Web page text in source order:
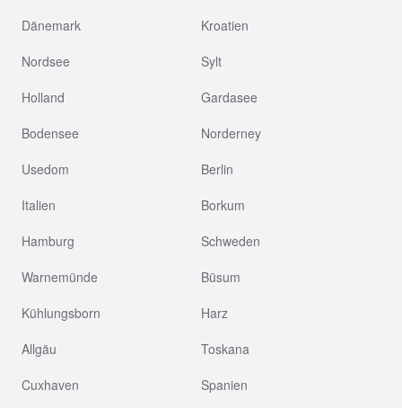
Dänemark
Kroatien
Nordsee
Sylt
Holland
Gardasee
Bodensee
Norderney
Usedom
Berlin
Italien
Borkum
Hamburg
Schweden
Warnemünde
Büsum
Kühlungsborn
Harz
Allgäu
Toskana
Cuxhaven
Spanien